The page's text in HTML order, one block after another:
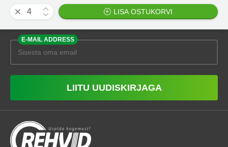
LISA OSTUKORVI
E-MAIL ADDRESS
LIITU UUDISKIRJAGA